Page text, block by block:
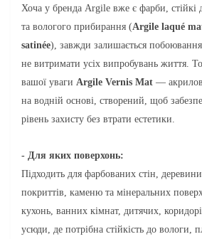
Хоча у бренда Argile вже є фарби, стійкі
та вологого прибирання (Argile laqué
satinée), завжди залишається
не витримати усіх випробувань життя.
вашої уваги Argile Vernis Mat —
на водній основі, створений, щоб
рівень захисту без втрати естетики.
- Для яких поверхонь:
Підходить для фарбованих стін,
покриттів, каменю та мінеральних
кухонь, ванних кімнат, дитячих,
усюди, де потрібна стійкість до вологи,